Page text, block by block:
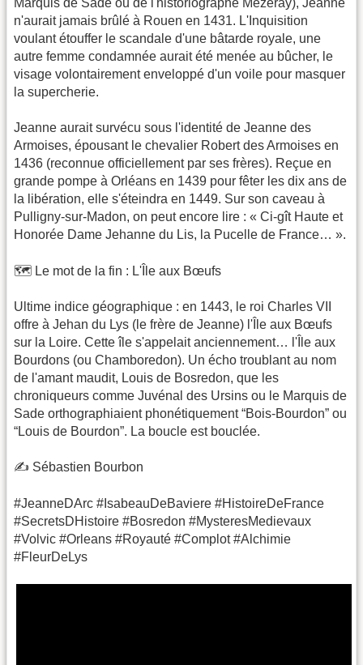
n'aurait jamais brûlé à Rouen en 1431. L'Inquisition
voulant étouffer le scandale d'une bâtarde royale, une
autre femme condamnée aurait été menée au bûcher, le
visage volontairement enveloppé d'un voile pour masquer
la supercherie.
​Jeanne aurait survécu sous l'identité de Jeanne des
Armoises, épousant le chevalier Robert des Armoises en
1436 (reconnue officiellement par ses frères). Reçue en
grande pompe à Orléans en 1439 pour fêter les dix ans de
la libération, elle s'éteindra en 1449. Sur son caveau à
Pulligny-sur-Madon, on peut encore lire : « Ci-gît Haute et
Honorée Dame Jehanne du Lis, la Pucelle de France… ».
​🗺️ Le mot de la fin : L'Île aux Bœufs
​Ultime indice géographique : en 1443, le roi Charles VII
offre à Jehan du Lys (le frère de Jeanne) l'Île aux Bœufs
sur la Loire. Cette île s'appelait anciennement… l'Île aux
Bourdons (ou Chamboredon). Un écho troublant au nom
de l'amant maudit, Louis de Bosredon, que les
chroniqueurs comme Juvénal des Ursins ou le Marquis de
Sade orthographiaient phonétiquement “Bois-Bourdon” ou
“Louis de Bourdon”. La boucle est bouclée.
✍️ Sébastien Bourbon
​#JeanneDArc #IsabeauDeBaviere #HistoireDeFrance
#SecretsDHistoire #Bosredon #MysteresMedievaux
#Volvic #Orleans #Royauté #Complot #Alchimie
#FleurDeLys